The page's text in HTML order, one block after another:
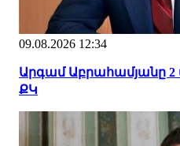
09.08.2026 12:34
Արգամ Աբրահամյանը 2
ՔԿ